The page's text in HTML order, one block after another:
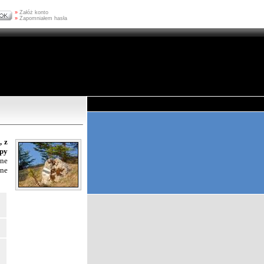
» Załóż konto
» Zapomniałem hasła
z